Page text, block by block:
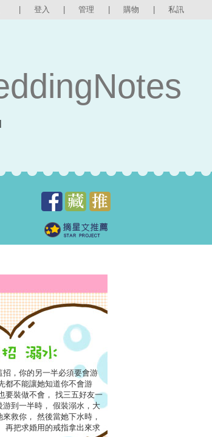
登入 管理 購物 私訊
|
招，你的另一半必須要會游
都不能讓她知道你不會游
要裝做不會， 找三五好友一
游到一半時， 假裝溺水，大
救你， 然後當她下水時，
再把求婚用的戒指拿出來求